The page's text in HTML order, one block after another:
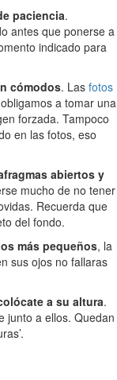
paciencia.
antes que ponerse a
indicado para
cómodos. Las fotos
a tomar una
forzada. Tampoco
en las fotos, eso
abiertos y
mucho de no tener
Recuerda que
del fondo.
más pequeños, la
sus ojos no fallaras
a su altura.
junto a ellos. Quedan